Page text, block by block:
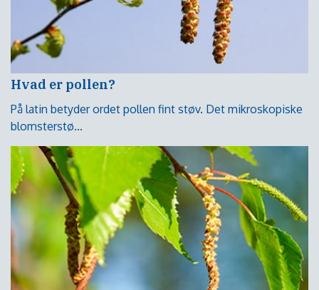
Hvad er pollen?
På latin betyder ordet pollen fint støv. Det mikroskopiske
blomsterstø...